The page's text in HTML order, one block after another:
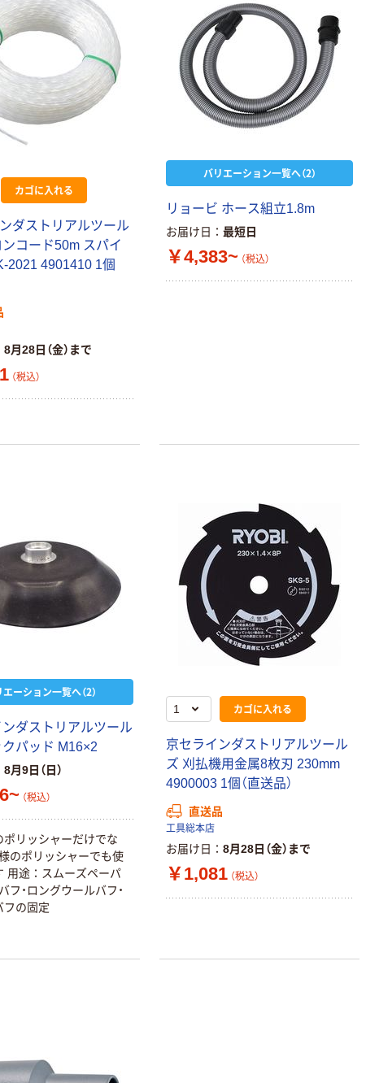
カゴに入れる
ダストリアルツール
コード50m スパイ
4901410 1個
8月28日（金）まで
（税込）
バリエーション一覧へ（2）
リョービ ホース組立1.8m
お届け日 最短日
￥4,383~ （税込）
ーション一覧へ（2）
ダストリアルツール
パッド M16×2
8月9日（日）
（税込）
ポリッシャーだけでな
様のポリッシャーでも使
用途：スムーズペーパ
フ・ロングウールバフ・
フの固定
カゴに入れる
京セラインダストリアルツール
ズ 刈払機用金属8枚刃 230mm
4900003 1個（直送品）
直送品
工具総本店
お届け日 8月28日（金）まで
￥1,081 （税込）
アスクル クリア
ーホルダー A4
スタンダード
￥126~ （税込）
本気プライス
ティッシュペー
150組 5箱入 ア
コンパクト ビ
ビッド PEFC認
￥328~
本気プライス
ペーパータオル